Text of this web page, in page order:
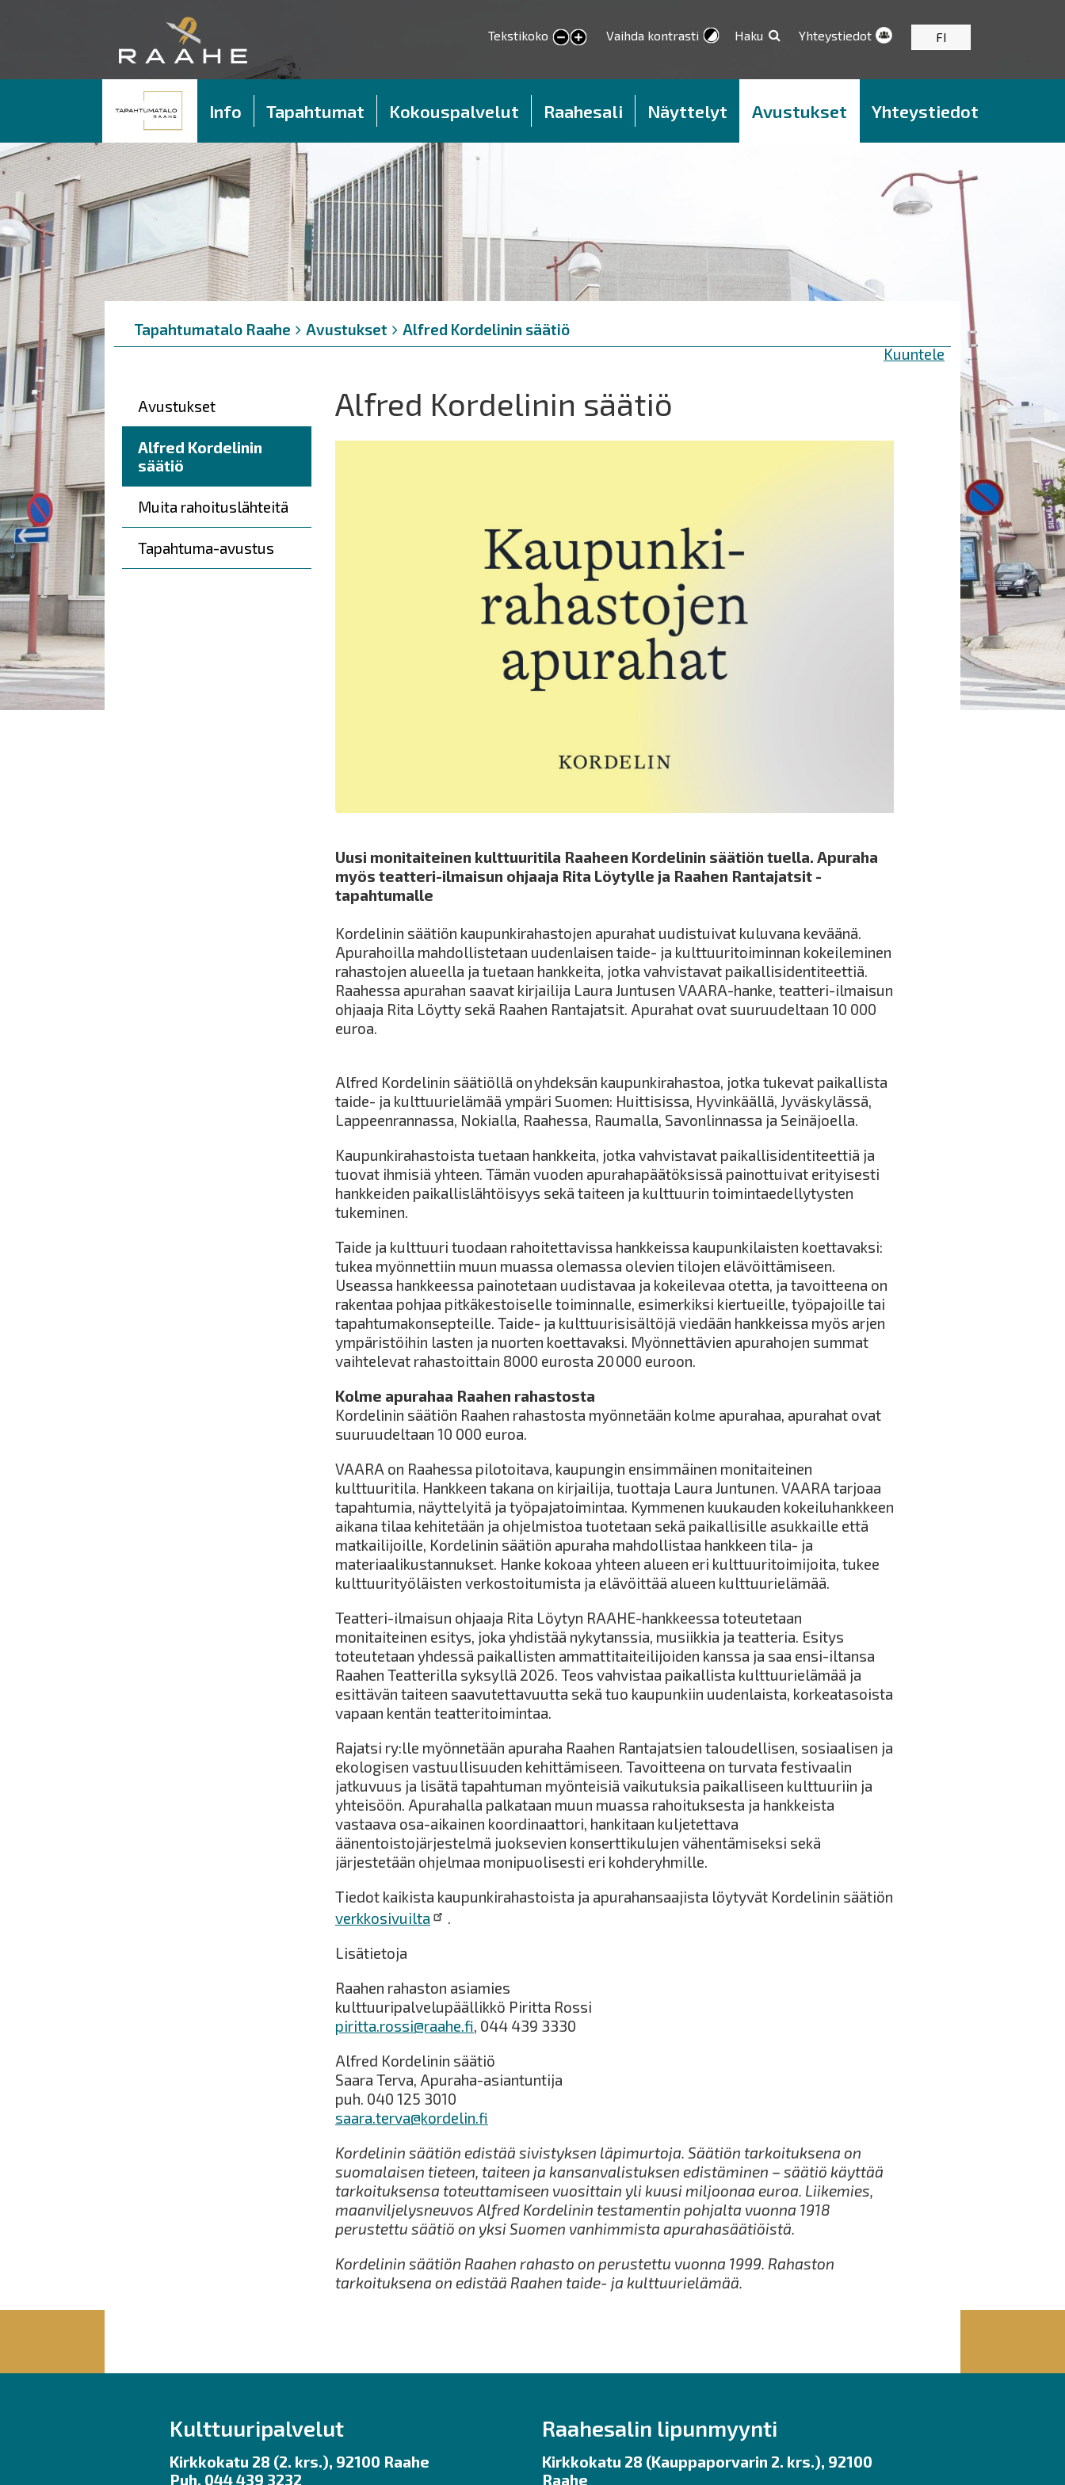
Tekstikoko
smaller text
larger text Vaihda kontrasti Haku Yhteystiedot FI
Info Tapahtumat Kokouspalvelut Raahesali Näyttelyt Avustukset Yhteystiedot
Murupolku
You
are
Tapahtumatalo Raahe Avustukset
Alfred Kordelinin säätiö
Kuuntele
Päävalikko
Avustukset
Alfred Kordelinin
säätiö
Muita rahoituslähteitä
Tapahtuma-avustus
Alfred Kordelinin säätiö
Uusi monitaiteinen kulttuuritila Raaheen Kordelinin säätiön tuella. Apuraha
myös teatteri-ilmaisun ohjaaja Rita Löytylle ja Raahen Rantajatsit -
tapahtumalle
Kordelinin säätiön kaupunkirahastojen apurahat uudistuivat kuluvana keväänä.
Apurahoilla mahdollistetaan uudenlaisen taide- ja kulttuuritoiminnan kokeileminen
rahastojen alueella ja tuetaan hankkeita, jotka vahvistavat paikallisidentiteettiä.
Raahessa apurahan saavat kirjailija Laura Juntusen VAARA-hanke, teatteri-ilmaisun
ohjaaja Rita Löytty sekä Raahen Rantajatsit. Apurahat ovat suuruudeltaan 10 000
euroa.
Alfred Kordelinin säätiöllä on yhdeksän kaupunkirahastoa, jotka tukevat paikallista
taide- ja kulttuurielämää ympäri Suomen: Huittisissa, Hyvinkäällä, Jyväskylässä,
Lappeenrannassa, Nokialla, Raahessa, Raumalla, Savonlinnassa ja Seinäjoella.
Kaupunkirahastoista tuetaan hankkeita, jotka vahvistavat paikallisidentiteettiä ja
tuovat ihmisiä yhteen. Tämän vuoden apurahapäätöksissä painottuivat erityisesti
hankkeiden paikallislähtöisyys sekä taiteen ja kulttuurin toimintaedellytysten
tukeminen.
Taide ja kulttuuri tuodaan rahoitettavissa hankkeissa kaupunkilaisten koettavaksi:
tukea myönnettiin muun muassa olemassa olevien tilojen elävöittämiseen.
Useassa hankkeessa painotetaan uudistavaa ja kokeilevaa otetta, ja tavoitteena on
rakentaa pohjaa pitkäkestoiselle toiminnalle, esimerkiksi kiertueille, työpajoille tai
tapahtumakonsepteille. Taide- ja kulttuurisisältöjä viedään hankkeissa myös arjen
ympäristöihin lasten ja nuorten koettavaksi. Myönnettävien apurahojen summat
vaihtelevat rahastoittain 8000 eurosta 20 000 euroon.
Kolme apurahaa Raahen rahastosta
Kordelinin säätiön Raahen rahastosta myönnetään kolme apurahaa, apurahat ovat
suuruudeltaan 10 000 euroa.
VAARA on Raahessa pilotoitava, kaupungin ensimmäinen monitaiteinen
kulttuuritila. Hankkeen takana on kirjailija, tuottaja Laura Juntunen. VAARA tarjoaa
tapahtumia, näyttelyitä ja työpajatoimintaa. Kymmenen kuukauden kokeiluhankkeen
aikana tilaa kehitetään ja ohjelmistoa tuotetaan sekä paikallisille asukkaille että
matkailijoille, Kordelinin säätiön apuraha mahdollistaa hankkeen tila- ja
materiaalikustannukset. Hanke kokoaa yhteen alueen eri kulttuuritoimijoita, tukee
kulttuurityöläisten verkostoitumista ja elävöittää alueen kulttuurielämää.
Teatteri-ilmaisun ohjaaja Rita Löytyn RAAHE-hankkeessa toteutetaan
monitaiteinen esitys, joka yhdistää nykytanssia, musiikkia ja teatteria. Esitys
toteutetaan yhdessä paikallisten ammattitaiteilijoiden kanssa ja saa ensi-iltansa
Raahen Teatterilla syksyllä 2026. Teos vahvistaa paikallista kulttuurielämää ja
esittävän taiteen saavutettavuutta sekä tuo kaupunkiin uudenlaista, korkeatasoista
vapaan kentän teatteritoimintaa.
Rajatsi ry:lle myönnetään apuraha Raahen Rantajatsien taloudellisen, sosiaalisen ja
ekologisen vastuullisuuden kehittämiseen. Tavoitteena on turvata festivaalin
jatkuvuus ja lisätä tapahtuman myönteisiä vaikutuksia paikalliseen kulttuuriin ja
yhteisöön. Apurahalla palkataan muun muassa rahoituksesta ja hankkeista
vastaava osa-aikainen koordinaattori, hankitaan kuljetettava
äänentoistojärjestelmä juoksevien konserttikulujen vähentämiseksi sekä
järjestetään ohjelmaa monipuolisesti eri kohderyhmille.
Tiedot kaikista kaupunkirahastoista ja apurahansaajista löytyvät Kordelinin säätiön
verkkosivuilta
.
Lisätietoja
Raahen rahaston asiamies
kulttuuripalvelupäällikkö Piritta Rossi
piritta.rossi@raahe.fi, 044 439 3330
Alfred Kordelinin säätiö
Saara Terva, Apuraha-asiantuntija
puh. 040 125 3010
saara.terva@kordelin.fi
Kordelinin säätiön edistää sivistyksen läpimurtoja. Säätiön tarkoituksena on
suomalaisen tieteen, taiteen ja kansanvalistuksen edistäminen – säätiö käyttää
tarkoituksensa toteuttamiseen vuosittain yli kuusi miljoonaa euroa. Liikemies,
maanviljelysneuvos Alfred Kordelinin testamentin pohjalta vuonna 1918
perustettu säätiö on yksi Suomen vanhimmista apurahasäätiöistä.
Kordelinin säätiön Raahen rahasto on perustettu vuonna 1999. Rahaston
tarkoituksena on edistää Raahen taide- ja kulttuurielämää.
Kulttuuripalvelut
Kirkkokatu 28 (2. krs.), 92100 Raahe
Puh. 044 439 3232
Raahesalin lipunmyynti
Kirkkokatu 28 (Kauppaporvarin 2. krs.), 92100
Raahe